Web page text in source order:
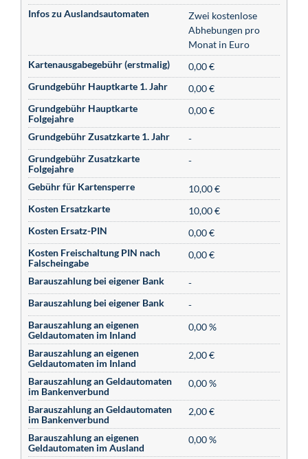
Infos zu Auslandsautomaten
Zwei kostenlose
Abhebungen pro
Monat in Euro
Kartenausgabegebühr (erstmalig)
0,00 €
Grundgebühr Hauptkarte 1. Jahr
0,00 €
Grundgebühr Hauptkarte
Folgejahre
0,00 €
Grundgebühr Zusatzkarte 1. Jahr
-
Grundgebühr Zusatzkarte
Folgejahre
-
Gebühr für Kartensperre
10,00 €
Kosten Ersatzkarte
10,00 €
Kosten Ersatz-PIN
0,00 €
Kosten Freischaltung PIN nach
Falscheingabe
0,00 €
Barauszahlung bei eigener Bank
-
Barauszahlung bei eigener Bank
-
Barauszahlung an eigenen
Geldautomaten im Inland
0,00 %
Barauszahlung an eigenen
Geldautomaten im Inland
2,00 €
Barauszahlung an Geldautomaten
im Bankenverbund
0,00 %
Barauszahlung an Geldautomaten
im Bankenverbund
2,00 €
Barauszahlung an eigenen
Geldautomaten im Ausland
0,00 %